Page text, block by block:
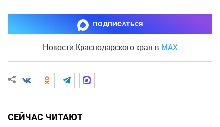
ПОДПИСАТЬСЯ
Новости Краснодарского края в MAX
СЕЙЧАС ЧИТАЮТ